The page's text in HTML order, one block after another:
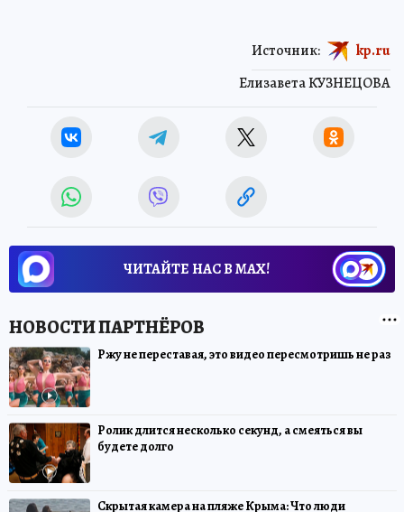
Елизавета КУЗНЕЦОВА
Источник: kp.ru
ЧИТАЙТЕ НАС В МАХ!
Ржу не переставая, это видео пересмотришь не раз
Ролик длится несколько секунд, а смеяться вы
будете долго
Скрытая камера на пляже Крыма: Что люди